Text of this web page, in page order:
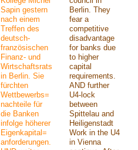
Sapin gestern
nach einem
Treffen des
deutsch-
französischen
Finanz- und
Wirtschaftsrats
in Berlin. Sie
fürchten
Wettbewerbs=
nachteile für
die Banken
infolge höherer
Eigenkapital=
anforderungen.
Berlin. They
fear a
competitive
disadvantage
for banks due
to higher
capital
requirements.
AND further
U4-lock
between
Spittelau and
Heiligenstadt
Work in the U4
in Vienna